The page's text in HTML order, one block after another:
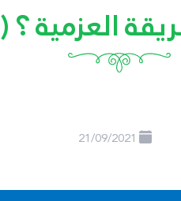
العزمية ؟ (16)
21/09/2021